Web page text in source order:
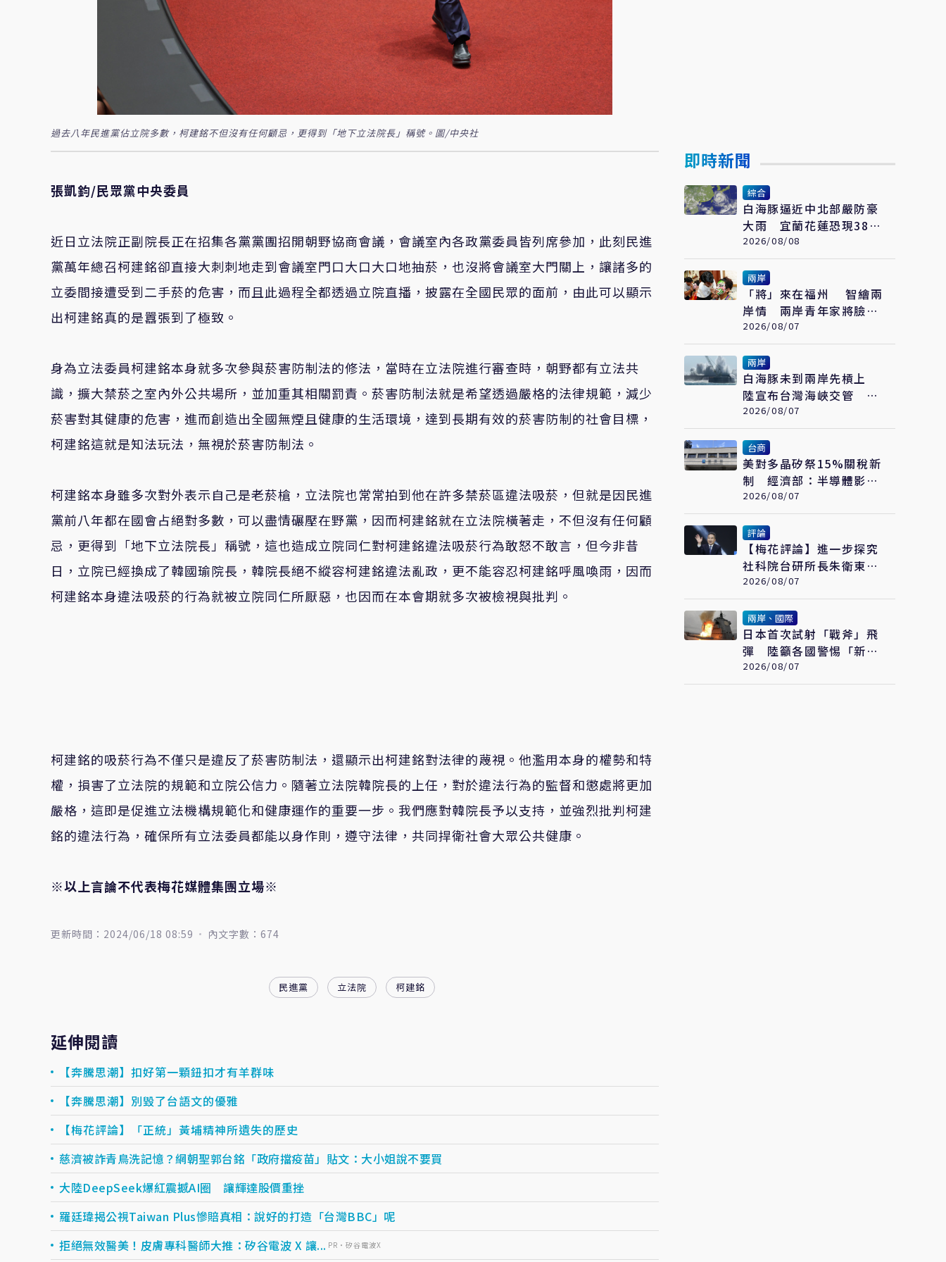
過去八年民進黨佔立院多數，柯建銘不但沒有任何顧忌，更得到「地下立法院長」稱號。圖/中央社
張凱鈞/民眾黨中央委員
近日立法院正副院長正在招集各黨黨團招開朝野協商會議，會議室內各政黨委員皆列席參加，此刻民進
黨萬年總召柯建銘卻直接大刺刺地走到會議室門口大口大口地抽菸，也沒將會議室大門關上，讓諸多的
立委間接遭受到二手菸的危害，而且此過程全都透過立院直播，披露在全國民眾的面前，由此可以顯示
出柯建銘真的是囂張到了極致。
身為立法委員柯建銘本身就多次參與菸害防制法的修法，當時在立法院進行審查時，朝野都有立法共
識，擴大禁菸之室內外公共場所，並加重其相關罰責。菸害防制法就是希望透過嚴格的法律規範，減少
菸害對其健康的危害，進而創造出全國無煙且健康的生活環境，達到長期有效的菸害防制的社會目標，
柯建銘這就是知法玩法，無視於菸害防制法。
柯建銘本身雖多次對外表示自己是老菸槍，立法院也常常拍到他在許多禁菸區違法吸菸，但就是因民進
黨前八年都在國會占絕對多數，可以盡情碾壓在野黨，因而柯建銘就在立法院橫著走，不但沒有任何顧
忌，更得到「地下立法院長」稱號，這也造成立院同仁對柯建銘違法吸菸行為敢怒不敢言，但今非昔
日，立院已經換成了韓國瑜院長，韓院長絕不縱容柯建銘違法亂政 ，更不能容忍柯建銘呼風喚雨，因而
柯建銘本身違法吸菸的行為就被立院同仁所厭惡，也因而在本會期就多次被檢視與批判。
柯建銘的吸菸行為不僅只是違反了菸害防制法，還顯示出柯建銘對法律的蔑視。他濫用本身的權勢和特
權，損害了立法院的規範和立院公信力。隨著立法院韓院長的上任，對於違法行為的監督和懲處將更加
嚴格，這即是促進立法機構規範化和健康運作的重要一步。我們應對韓院長予以支持，並強烈批判柯建
銘的違法行為，確保所有立法委員都能以身作則，遵守法律，共同捍衛社會大眾公共健康。
※以上言論不代表梅花媒體集團立場※
更新時間：2024/06/18 08:59 內文字數：674
民進黨 立法院 柯建銘
延伸閱讀
【奔騰思潮】扣好第一顆鈕扣才有羊群味
【奔騰思潮】別毀了台語文的優雅
【梅花評論】「正統」黃埔精神所遺失的歷史
慈濟被詐青鳥洗記憶？網朝聖郭台銘「政府擋疫苗」貼文：大小姐說不要買
大陸DeepSeek爆紅震撼AI圈 讓輝達股價重挫
羅廷瑋揭公視Taiwan Plus慘賠真相：說好的打造「台灣BBC」呢
拒絕無效醫美！皮膚專科醫師大推：矽谷電波 X 讓... PR・矽谷電波X
即時新聞
綜合
白海豚逼近中北部嚴防豪
大雨 宜蘭花蓮恐現38度
極端高溫
2026/08/08
兩岸
「將」來在福州 智繪兩
岸情 兩岸青年家將臉譜
繪畫大賽在福州開幕
2026/08/07
兩岸
白海豚未到兩岸先槓上
陸宣布台灣海峽交管 陸
委會：不勞費心
2026/08/07
台商
美對多晶矽祭15%關稅新
制 經濟部：半導體影響
可控、太陽能產業衝擊有
限
2026/08/07
評論
【梅花評論】進一步探究
社科院台研所長朱衛東的
「不統而統」
2026/08/07
兩岸、國際
日本首次試射「戰斧」飛
彈 陸籲各國警惕「新型
軍國主義」發展
2026/08/07